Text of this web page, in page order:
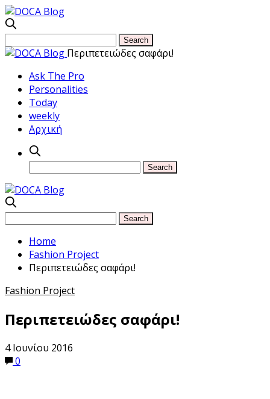
Περιπετειώδες σαφάρι!
Ask The Pro
Personalities
Today
weekly
Αρχική
Home
Fashion Project
Περιπετειώδες σαφάρι!
Fashion Project
Περιπετειώδες σαφάρι!
4 Ιουνίου 2016
0